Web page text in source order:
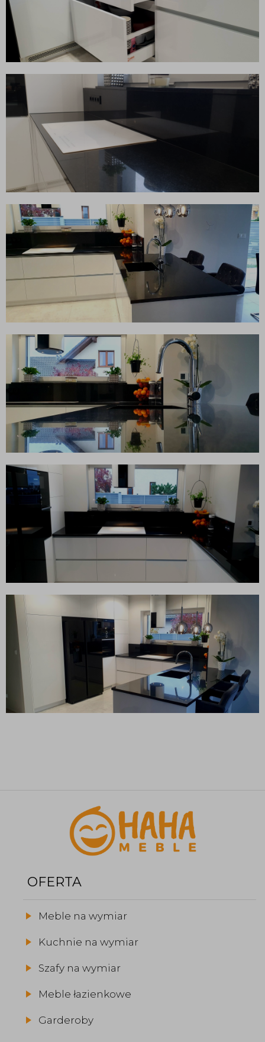
OFERTA
Meble na wymiar
Kuchnie na wymiar
Szafy na wymiar
Meble łazienkowe
Garderoby